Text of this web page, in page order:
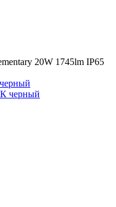
20W 1745lm IP65